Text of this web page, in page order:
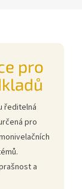
pro
ředitelná
pro
a